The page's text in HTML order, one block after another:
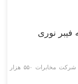
نوری
مدیر عامل شرکت مخابرات ایران گفت: حدوداً در شرکت مخابرات ۵۵۰ هزار